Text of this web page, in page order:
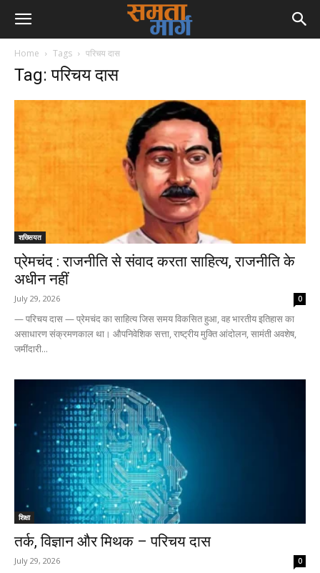
Home Tags परिचय दास
Tag: परिचय दास
शख्सियत
प्रेमचंद : राजनीति से संवाद करता साहित्य, राजनीति के
अधीन नहीं
July 29, 2026 0
— परिचय दास — प्रेमचंद का साहित्य जिस समय विकसित हुआ, वह भारतीय इतिहास का
असाधारण संक्रमणकाल था। औपनिवेशिक सत्ता, राष्ट्रीय मुक्ति आंदोलन, सामंती अवशेष,
जमींदारी...
शिक्षा
तर्क, विज्ञान और मिथक – परिचय दास
July 29, 2026 0